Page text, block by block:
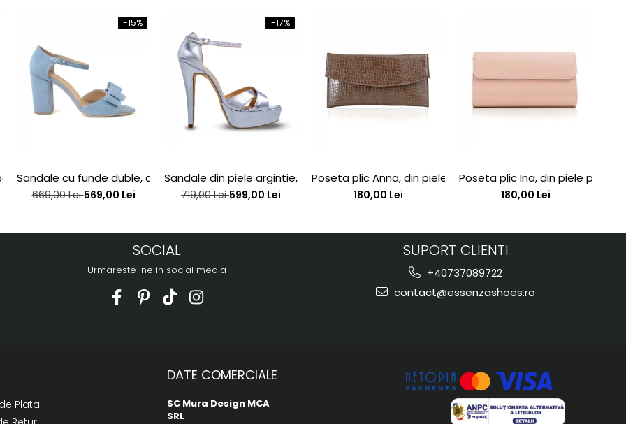
interior, din piele bronz
-15%
Sandale cu funde duble, din piele intoarsa albastru deschis
669,00 Lei569,00 Lei
-17%
Sandale din piele argintie, cu toc stiletto si platforma
719,00 Lei599,00 Lei
Poseta plic Anna, din piele lacuita maron cu textura croco
180,00 Lei
Poseta plic Ina, din piele piele
180,00 Lei
SOCIAL
Urmareste-ne in social media
SUPORT CLIENTI
+40737089722
contact@essenzashoes.ro
Plata
DATE COMERCIALE
SC Mura Design MCA
SRL